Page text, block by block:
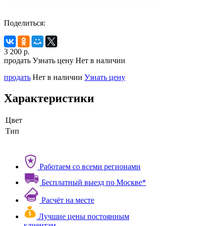
Поделиться:
3 200 р.
продать Узнать цену Нет в наличии
продать Нет в наличии Узнать цену
Характеристики
Цвет
Тип
Работаем со всеми регионами
Бесплатный выезд по Москве*
Расчёт на месте
Лучшие цены постоянным